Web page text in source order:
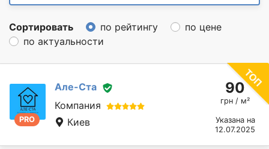
Сортировать по рейтингу
по цене
по актуальности
PRO
Але-Ста
Компания
Киев
90
грн / м²
Указана на
12.07.2025